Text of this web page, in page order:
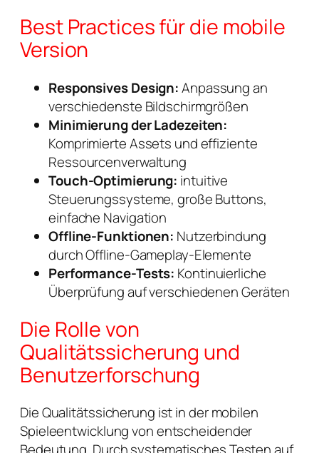
Best Practices für die mobile
Version
Responsives Design:Anpassung an
verschiedenste Bildschirmgrößen
Minimierung der Ladezeiten:
Komprimierte Assets und effiziente
Ressourcenverwaltung
Touch-Optimierung: intuitive
Steuerungssysteme, große Buttons,
einfache Navigation
Offline-Funktionen: Nutzerbindung
durch Offline-Gameplay-Elemente
Performance-Tests: Kontinuierliche
Überprüfung auf verschiedenen Geräten
Die Rolle von
Qualitätssicherung und
Benutzerforschung
Die Qualitätssicherung ist in der mobilen
Spieleentwicklung von entscheidender